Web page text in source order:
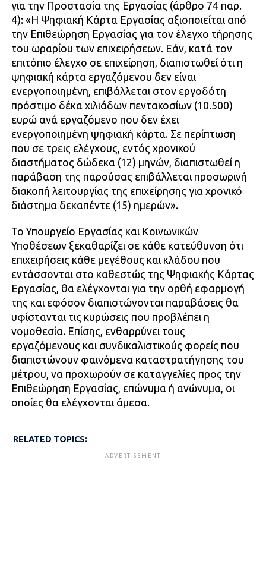
για την Προστασία της Εργασίας (άρθρο 74 παρ.
4): «Η Ψηφιακή Κάρτα Εργασίας αξιοποιείται από
την Επιθεώρηση Εργασίας για τον έλεγχο τήρησης
του ωραρίου των επιχειρήσεων. Εάν, κατά τον
επιτόπιο έλεγχο σε επιχείρηση, διαπιστωθεί ότι η
ψηφιακή κάρτα εργαζόμενου δεν είναι
ενεργοποιημένη, επιβάλλεται στον εργοδότη
πρόστιμο δέκα χιλιάδων πεντακοσίων (10.500)
ευρώ ανά εργαζόμενο που δεν έχει
ενεργοποιημένη ψηφιακή κάρτα. Σε περίπτωση
που σε τρεις ελέγχους, εντός χρονικού
διαστήματος δώδεκα (12) μηνών, διαπιστωθεί η
παράβαση της παρούσας επιβάλλεται προσωρινή
διακοπή λειτουργίας της επιχείρησης για χρονικό
διάστημα δεκαπέντε (15) ημερών».
Το Υπουργείο Εργασίας και Κοινωνικών
Υποθέσεων ξεκαθαρίζει σε κάθε κατεύθυνση ότι
επιχειρήσεις κάθε μεγέθους και κλάδου που
εντάσσονται στο καθεστώς της Ψηφιακής Κάρτας
Εργασίας, θα ελέγχονται για την ορθή εφαρμογή
της και εφόσον διαπιστώνονται παραβάσεις θα
υφίστανται τις κυρώσεις που προβλέπει η
νομοθεσία. Επίσης, ενθαρρύνει τους
εργαζόμενους και συνδικαλιστικούς φορείς που
διαπιστώνουν φαινόμενα καταστρατήγησης του
μέτρου, να προχωρούν σε καταγγελίες προς την
Επιθεώρηση Εργασίας, επώνυμα ή ανώνυμα, οι
οποίες θα ελέγχονται άμεσα.
RELATED TOPICS:
ADVERTISEMENT